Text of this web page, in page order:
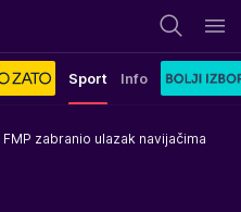
Sport Info
FMP zabranio ulazak navijačima